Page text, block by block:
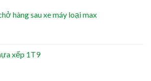
hàng sau xe máy loại max
xếp 1T9